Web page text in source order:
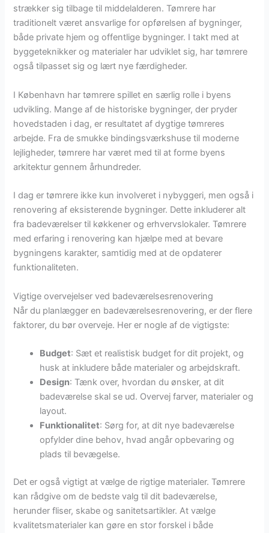
strækker sig tilbage til middelalderen. Tømrere har
traditionelt været ansvarlige for opførelsen af bygninger,
både private hjem og offentlige bygninger. I takt med at
byggeteknikker og materialer har udviklet sig, har tømrere
også tilpasset sig og lært nye færdigheder.
I København har tømrere spillet en særlig rolle i byens
udvikling. Mange af de historiske bygninger, der pryder
hovedstaden i dag, er resultatet af dygtige tømreres
arbejde. Fra de smukke bindingsværkshuse til moderne
lejligheder, tømrere har været med til at forme byens
arkitektur gennem århundreder.
I dag er tømrere ikke kun involveret i nybyggeri, men også i
renovering af eksisterende bygninger. Dette inkluderer alt
fra badeværelser til køkkener og erhvervslokaler. Tømrere
med erfaring i renovering kan hjælpe med at bevare
bygningens karakter, samtidig med at de opdaterer
funktionaliteten.
Vigtige overvejelser ved badeværelsesrenovering
Når du planlægger en badeværelsesrenovering, er der flere
faktorer, du bør overveje. Her er nogle af de vigtigste:
Budget: Sæt et realistisk budget for dit projekt, og
husk at inkludere både materialer og arbejdskraft.
Design: Tænk over, hvordan du ønsker, at dit
badeværelse skal se ud. Overvej farver, materialer og
layout.
Funktionalitet: Sørg for, at dit nye badeværelse
opfylder dine behov, hvad angår opbevaring og
plads til bevægelse.
Det er også vigtigt at vælge de rigtige materialer. Tømrere
kan rådgive om de bedste valg til dit badeværelse,
herunder fliser, skabe og sanitetsartikler. At vælge
kvalitetsmaterialer kan gøre en stor forskel i både